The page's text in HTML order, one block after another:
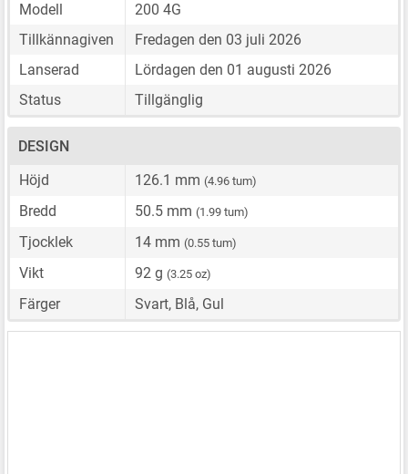
Modell
200 4G
Tillkännagiven
Fredagen den 03 juli 2026
Lanserad
Lördagen den 01 augusti 2026
Status
Tillgänglig
DESIGN
Höjd
126.1 mm (4.96 tum)
Bredd 50.5 mm (1.99 tum)
Tjocklek 14 mm (0.55 tum)
Vikt 92 g (3.25 oz)
Färger Svart, Blå, Gul